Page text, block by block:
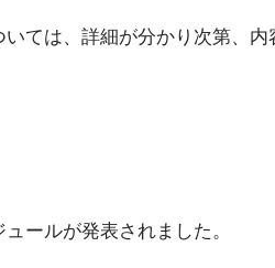
ては、詳細が分かり次第、内
ールが発表されました。